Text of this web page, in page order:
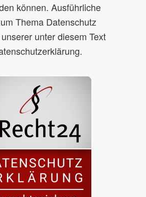
können. Ausführliche
Thema Datenschutz
unter diesem Text